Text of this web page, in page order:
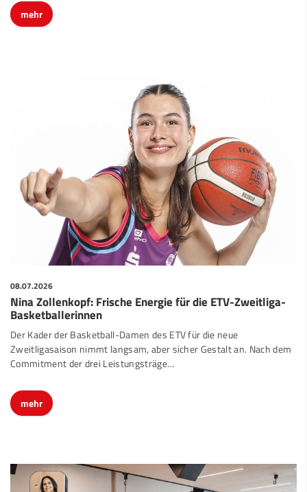
mehr
08.07.2026
Nina Zollenkopf: Frische Energie für die ETV-Zweitliga-
Basketballerinnen
Der Kader der Basketball-Damen des ETV für die neue
Zweitligasaison nimmt langsam, aber sicher Gestalt an. Nach dem
Commitment der drei Leistungsträge…
mehr